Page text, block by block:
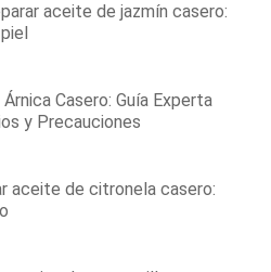
aceite de jazmín casero:
Casero: Guía Experta
y Precauciones
aceite de citronela casero: